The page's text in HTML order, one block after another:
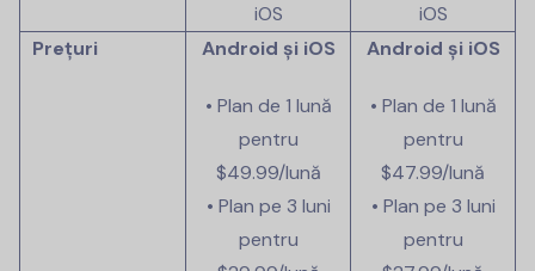
iOS
iOS
Prețuri
Android și iOS
• Plan de 1 lună
pentru
$49.99/lună
• Plan pe 3 luni
pentru
Android și iOS
• Plan de 1 lună
pentru
$47.99/lună
• Plan pe 3 luni
pentru